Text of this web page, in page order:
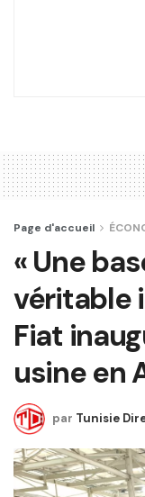
Page d'accueil
« Une
véritable
Fiat
usine en
par Tunisie